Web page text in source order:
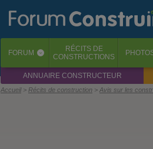
FORUM ‹ RÉCITS DE
CONSTRUCTIONS
ANNUAIRE CONSTRUCTEUR
Accueil Récits de construction Avis sur les